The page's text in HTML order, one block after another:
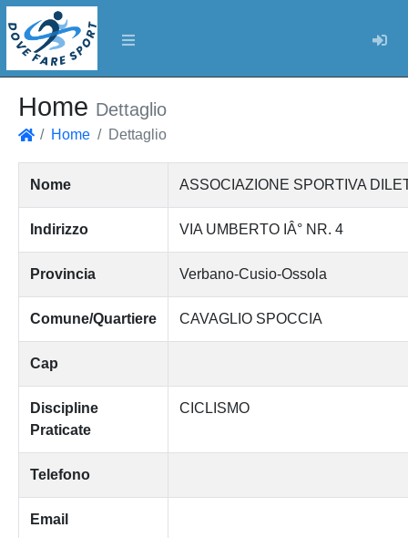
Home Dettaglio
Home Dettaglio
Nome ASSOCIAZIONE SPORTIVA
Indirizzo VIA UMBERTO IÂ° NR. 4
Provincia Verbano-Cusio-Ossola
Comune/Quartiere CAVAGLIO SPOCCIA
Cap
Discipline
Praticate
CICLISMO
Telefono
Email